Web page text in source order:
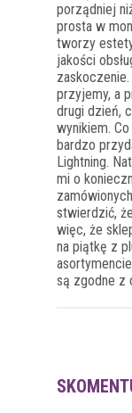
porządniej
prosta w
tworzy
jakości
przyjemy, a
drugi dzień,
wynikiem.
bardzo
Lightning.
mi o
stwierdzić,
więc, że
na piątkę z
są zgodne z